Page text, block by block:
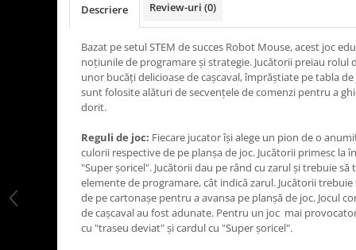
LEGO Architecture
LEGO Speed Champions
Descriere Review-uri (0)
Bazat pe setul STEM de succes Robot Mouse, acest joc
noțiunile de programare și strategie. Jucătorii preiau rolul
unor bucăți delicioase de cașcaval, împrăștiate pe tabla
sunt folosite alături de secvențele de comenzi pentru a
dorit.
Reguli de joc: Fiecare jucator își alege un pion de o
culorii respective de pe planșa de joc. Jucătorii primesc la
"Super șoricel". Jucătorii dau pe rând cu zarul și trebuie să
elemente de programare, cât indică zarul. Jucătorii
de pe cartonașe pentru a avansa pe planșă de joc. Jocul
de cașcaval au fost adunate. Pentru un joc mai
cu "traseu deviat" și cardul cu "Super șoricel".